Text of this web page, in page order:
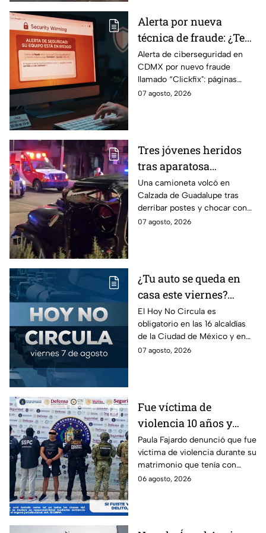
Alerta por nueva
técnica de fraude: ¿Te
piden copiar códigos
extraños en la PC?
Cuidado, podrías ser
víctima del peligroso
Alerta de ciberseguridad en
CDMX por nuevo fraude
llamado “Clickfix": páginas
falsas que engañan para
07 agosto, 2026
Tres jóvenes heridos
tras aparatosa
volcadura en Tepeyac
Insurgentes y operativo
en la Juárez, mientras
dormía
Una camioneta volcó en
Calzada de Guadalupe tras
derribar postes y chocar con
un árbol, dejando a tres
07 agosto, 2026
¿Tu auto se queda en
casa este viernes?
Revisa el Hoy No
Circula de este 7 de
agosto
El Hoy No Circula es
obligatorio en las 16 alcaldías
de la Ciudad de México y en
los municipios conurbados del
07 agosto, 2026
Fue víctima de
violencia 10 años y
hasta ahora detienen al
presunto agresor: el
caso de Paula Fajardo
Paula Fajardo denunció que fue
víctima de violencia durante su
matrimonio que tenía con
Jorge Francisco “N”, quien fue
06 agosto, 2026